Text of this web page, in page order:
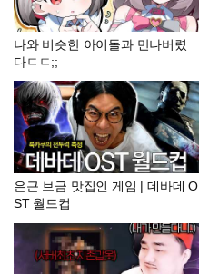
나와 비슷한 아이돌과 만나버렸
다ㄷㄷ;;
은근 브금 맛집인 게임 | 데바데 O
ST 월드컵